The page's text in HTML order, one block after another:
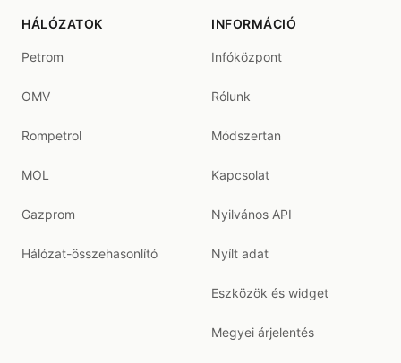
HÁLÓZATOK
Petrom
OMV
Rompetrol
MOL
Gazprom
Hálózat-összehasonlító
INFORMÁCIÓ
Infóközpont
Rólunk
Módszertan
Kapcsolat
Nyilvános API
Nyílt adat
Eszközök és widget
Megyei árjelentés